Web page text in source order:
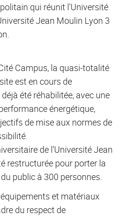
qui réunit l'Université
Jean Moulin Lyon 3
Campus, la quasi-totalité
est en cours de
été réhabilitée, avec une
énergétique,
de mise aux normes de
de l’Université Jean
restructurée pour porter la
public à 300 personnes.
et matériaux
du respect de